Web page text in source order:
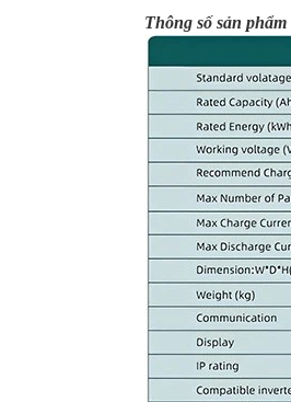
Thông số sản phẩm